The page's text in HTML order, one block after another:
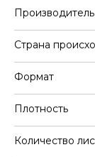
Производитель
Страна
Формат
Плотность
Количество